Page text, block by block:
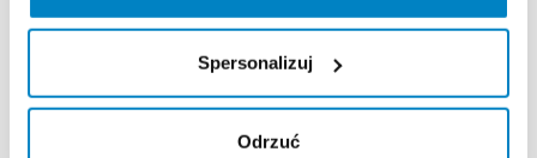
Spersonalizuj
Odrzuć
asekuracyjna
SUP
Itiwit 50 N+ ＞80 kg
Decathlon Zgorzelec